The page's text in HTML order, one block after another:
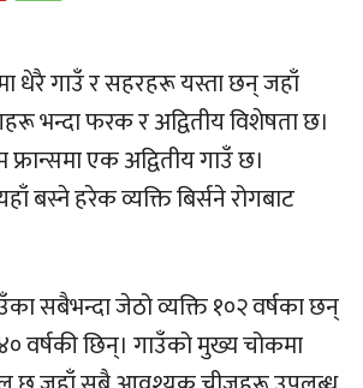
धेरै गाउँ र सहरहरू यस्ता छन् जहाँ
भन्दा फरक र अद्वितीय विशेषता छ।
फ्रान्समा एक अद्वितीय गाउँ छ।
बस्ने हरेक व्यक्ति बिर्सने रोगबाट
सबैभन्दा जेठो व्यक्ति १०२ वर्षका छन्
वर्षकी छिन्। गाउँको मुख्य चोकमा